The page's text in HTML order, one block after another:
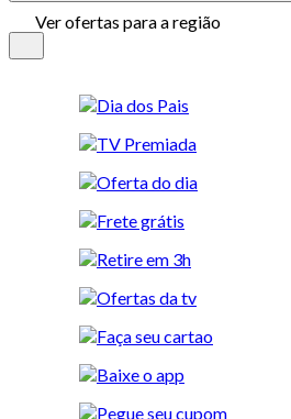
Ver ofertas para a região